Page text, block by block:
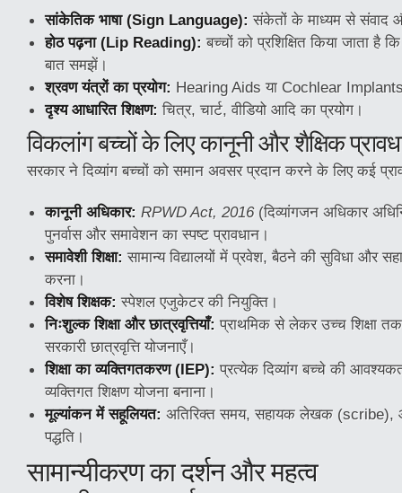
सांकेतिक भाषा (Sign Language): संकेतों के माध्यम से संवाद
होठ पढ़ना (Lip Reading): बच्चों को प्रशिक्षित किया जाता है
बात समझें।
श्रवण यंत्रों का प्रयोग: Hearing Aids या Cochlear
दृश्य आधारित शिक्षण: चित्र, चार्ट, वीडियो आदि का प्रयोग।
विकलांग बच्चों के लिए कानूनी और शैक्षिक
सरकार ने दिव्यांग बच्चों को समान अवसर प्रदान करने के लिए कई
कानूनी अधिकार: RPWD Act, 2016(दिव्यांगजन अधिकार
पुनर्वास और समावेशन का स्पष्ट प्रावधान।
समावेशी शिक्षा: सामान्य विद्यालयों में प्रवेश, बैठने की सुविधा और
करना।
विशेष शिक्षक: स्पेशल एजुकेटर की नियुक्ति।
निःशुल्क शिक्षा और छात्रवृत्तियाँ: प्राथमिक से लेकर उच्च शिक्षा तक
सरकारी छात्रवृत्ति योजनाएँ।
शिक्षा का व्यक्तिगतकरण (IEP): प्रत्येक दिव्यांग बच्चे की
व्यक्तिगत शिक्षण योजना बनाना।
मूल्यांकन में सहूलियत: अतिरिक्त समय, सहायक लेखक (scribe),
पद्धति।
सामान्यीकरण का दर्शन और महत्व